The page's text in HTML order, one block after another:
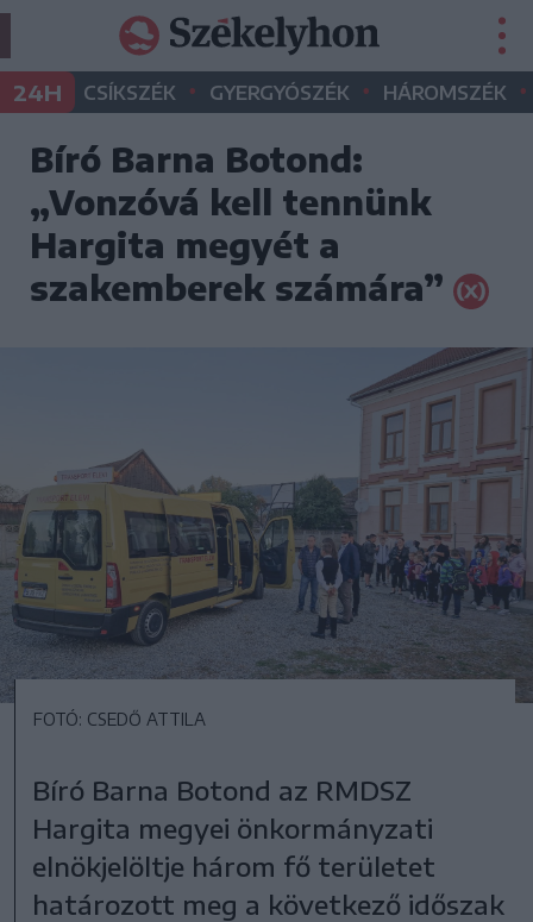
24H CSÍKSZÉK • GYERGYÓSZÉK • HÁROMSZÉK •
Bíró Barna Botond:
„Vonzóvá kell tennünk
Hargita megyét a
szakemberek számára”
FOTÓ: CSEDŐ ATTILA
Bíró Barna Botond az RMDSZ
Hargita megyei önkormányzati
elnökjelöltje három fő területet
határozott meg a következő időszak